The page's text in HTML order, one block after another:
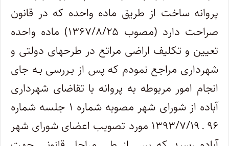
پروانه ساخت از طریق ماده واحده که در قانون
صراحت دارد (مصوب ۱۳۶۷/۸/۲۵) ماده واحده
تعیین و تکلیف اراضی مراتع در طرحهای دولتی و
شهرداری مراجع نمودم که پس از بـررسی بـه جای
انجام امور مربوطه به پروانه با تقاضای شهرداری
آباده از شورای شهر مصوبه شماره ۱ جلسه شماره
۹۶ ـ ۱۳۹۳/۷/۱۹ مورد تصویب اعضای شورای شهر